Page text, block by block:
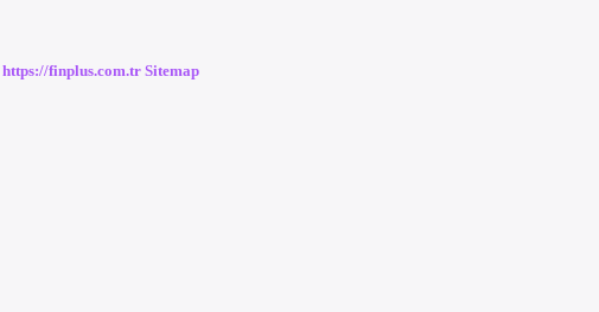
https://finplus.com.tr Sitemap